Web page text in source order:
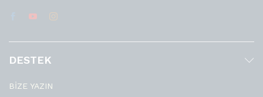
DESTEK
BİZE YAZIN